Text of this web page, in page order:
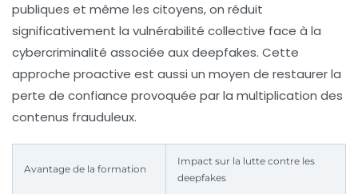
publiques et même les citoyens, on réduit
significativement la vulnérabilité collective face à la
cybercriminalité associée aux deepfakes. Cette
approche proactive est aussi un moyen de restaurer la
perte de confiance provoquée par la multiplication des
contenus frauduleux.
Avantage de la formation
Impact sur la lutte contre les
deepfakes